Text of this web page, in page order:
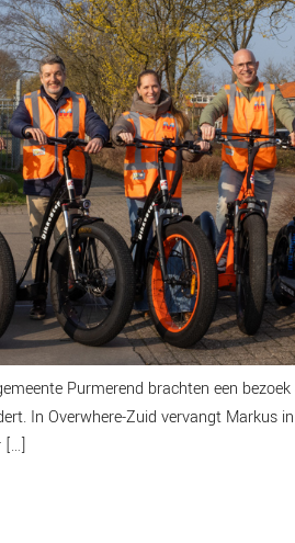
Purmerend brachten een
In Overwhere-Zuid vervangt Markus